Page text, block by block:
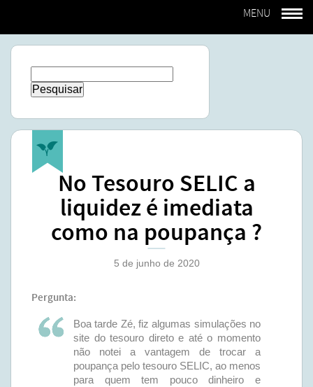
por:
No Tesouro SELIC a
liquidez é imediata
como na poupança ?
5 de junho de 2020
Pergunta:
Boa tarde Zé, fiz algumas simulações no
site do tesouro direto e até o momento
não notei a vantagem de trocar a
poupança pelo tesouro SELIC, ao menos
para quem tem pouco dinheiro e